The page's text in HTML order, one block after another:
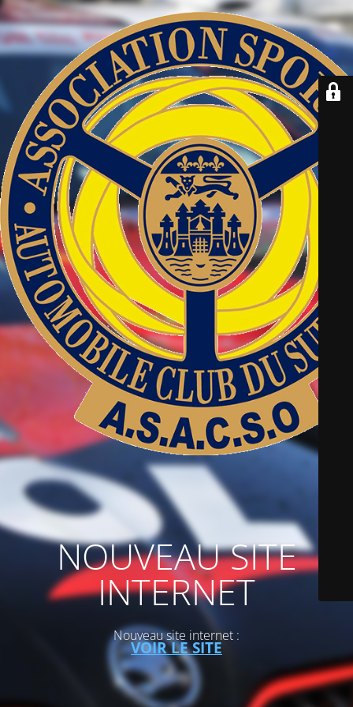
NOUVEAU SITE
INTERNET
Nouveau site internet :
VOIR LE SITE